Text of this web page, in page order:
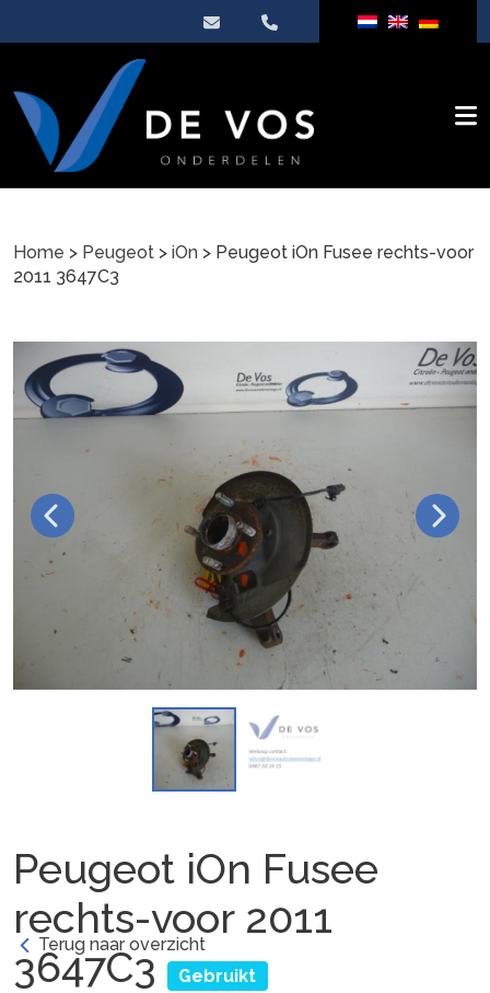
Home > Peugeot > iOn > Peugeot iOn Fusee rechts-voor
2011 3647C3
Peugeot iOn Fusee
rechts-voor 2011
3647C3
Gebruikt
Terug naar overzicht